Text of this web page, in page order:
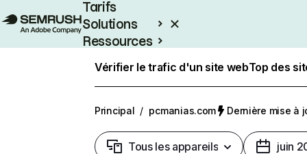
Tarifs
Solutions
Ressources
Vérifier le trafic d'un site webTop des
Principal / pcmanias.com Dernière mise à
Tous les appareils juin